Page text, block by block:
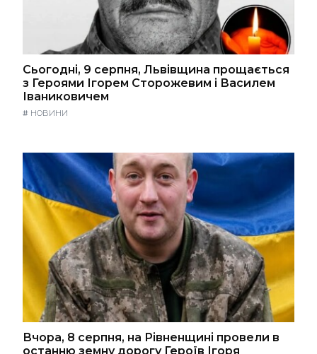
Сьогодні, 9 серпня, Львівщина прощається
з Героями Ігорем Сторожевим і Василем
Іваниковичем
# НОВИНИ
Вчора, 8 серпня, на Рівненщині провели в
останню земну дорогу Героїв Ігоря